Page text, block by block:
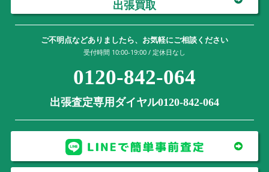
出張買取
ご不明点などありましたら、お気軽にご相談ください
受付時間 10:00-19:00 / 定休日なし
0120-842-064
出張査定専用ダイヤル0120-842-064